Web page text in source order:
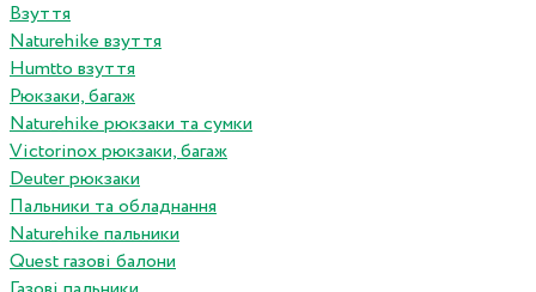
Взуття
Naturehike взуття
Humtto взуття
Рюкзаки, багаж
Naturehike рюкзаки та сумки
Victorinox рюкзаки, багаж
Deuter рюкзаки
Пальники та обладнання
Naturehike пальники
Quest газові балони